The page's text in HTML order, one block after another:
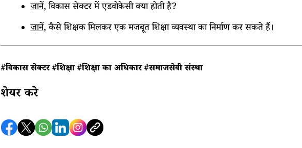
जानें, ​विकास सेक्टर में एडवोकेसी क्या होती है?​
जानें​, कैसे शिक्षक मिलकर एक मजबूत शिक्षा व्यवस्था का निर्माण कर सकते हैं​।
#विकास सेक्टर#शिक्षा#शिक्षा का अधिकार#समाजसेवी संस्था
शेयर करे